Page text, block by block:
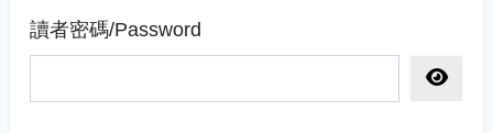
讀者密碼/Password
顯示密